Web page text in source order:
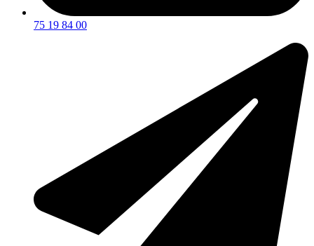
75 19 84 00